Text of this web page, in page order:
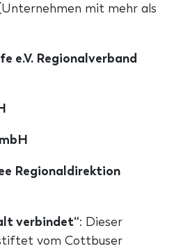
mit mehr als
e.V. Regionalverband
Regionaldirektion
verbindet“: Dieser
vom Cottbuser